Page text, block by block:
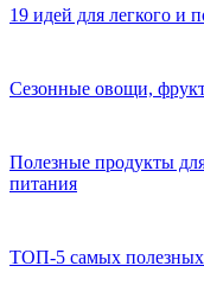
19 идей для легкого и
Сезонные овощи,
Полезные продукты
питания
ТОП-5 самых полезных